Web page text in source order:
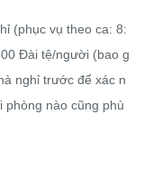
(phục vụ theo ca: 8:
Đài tệ/người (bao g
nghỉ trước để xác n
phòng nào cũng phù